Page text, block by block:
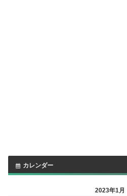
カレンダー
2023年1月